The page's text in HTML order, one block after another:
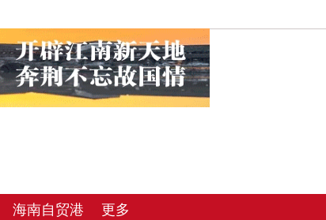
海南自贸港
更多